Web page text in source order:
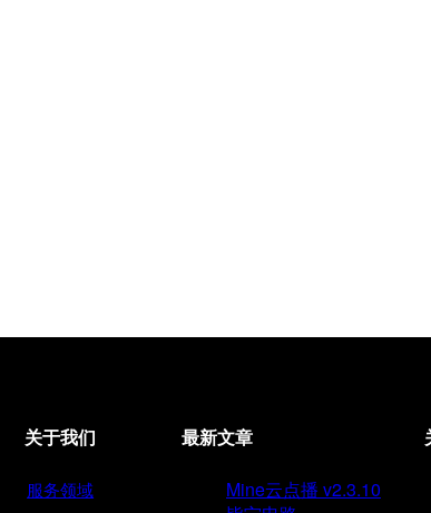
关于我们
服务领域
最新文章
Mine云点播 v2.3.10